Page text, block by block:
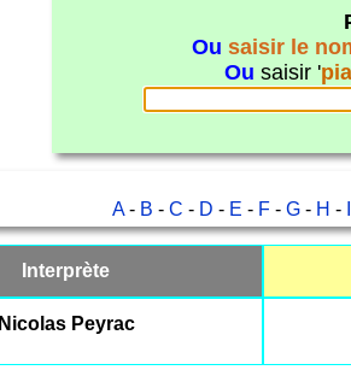
Ou saisir le
Ou saisir '
A- B -C - D - E - F -G - H -
Interprète
Nicolas Peyrac